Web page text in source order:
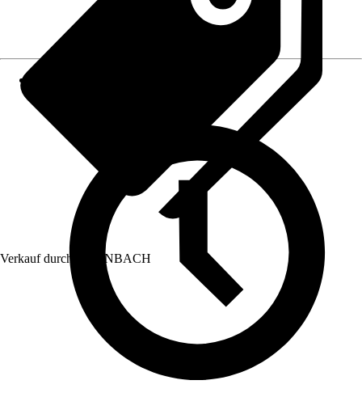
Verkauf durch: HORNBACH